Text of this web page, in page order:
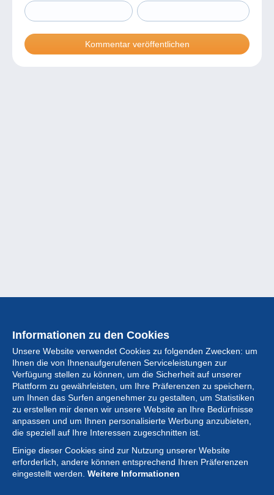
Informationen zu den Cookies
Unsere Website verwendet Cookies zu folgenden Zwecken: um
Ihnen die von Ihnenaufgerufenen Serviceleistungen zur
Verfügung stellen zu können, um die Sicherheit auf unserer
Plattform zu gewährleisten, um Ihre Präferenzen zu speichern,
um Ihnen das Surfen angenehmer zu gestalten, um Statistiken
zu erstellen mir denen wir unsere Website an Ihre Bedürfnisse
anpassen und um Ihnen personalisierte Werbung anzubieten,
die speziell auf Ihre Interessen zugeschnitten ist.
Einige dieser Cookies sind zur Nutzung unserer Website
erforderlich, andere können entsprechend Ihren Präferenzen
eingestellt werden. Weitere Informationen
Sammlung
Neuigkeiten
Artikel